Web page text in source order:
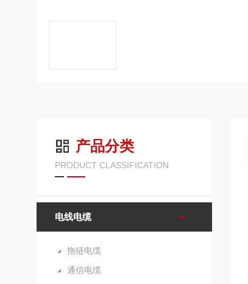
产品分类
PRODUCT CLASSIFICATION
电线电缆
拖链电缆
通信电缆